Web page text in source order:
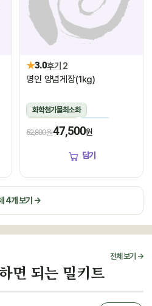
★3.0후기 2
명인 양념게장(1kg)
화학첨가물최소화
1kg(5미~6미)
52,800원47,500원
담기
4개 보기 →
전체 보기 →
면 되는 밀키트